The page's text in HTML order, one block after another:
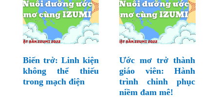
Biến trở: Linh kiện
không thể thiếu
trong mạch điện
Ước mơ trở thành
giáo viên: Hành
trình chinh phục
niềm đam mê!